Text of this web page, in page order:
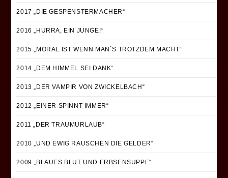
2017 „DIE GESPENSTERMACHER“
2016 „HURRA, EIN JUNGE!“
2015 „MORAL IST WENN MAN`S TROTZDEM MACHT“
2014 „DEM HIMMEL SEI DANK“
2013 „DER VAMPIR VON ZWICKELBACH“
2012 „EINER SPINNT IMMER“
2011 „DER TRAUMURLAUB“
2010 „UND EWIG RAUSCHEN DIE GELDER“
2009 „BLAUES BLUT UND ERBSENSUPPE“